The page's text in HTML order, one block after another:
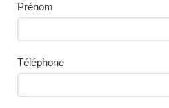
Prénom
Téléphone